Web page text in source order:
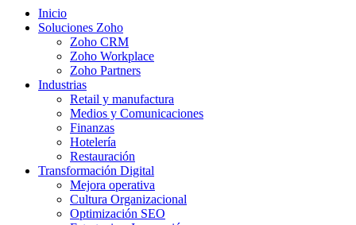
Inicio
Soluciones Zoho
Zoho CRM
Zoho Workplace
Zoho Partners
Industrias
Retail y manufactura
Medios y Comunicaciones
Finanzas
Hotelería
Restauración
Transformación Digital
Mejora operativa
Cultura Organizacional
Optimización SEO